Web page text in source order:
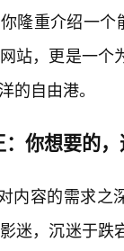
隆重介绍一
站，更是一
的自由港。
你想要的
内容的需求之
迷，沉迷于